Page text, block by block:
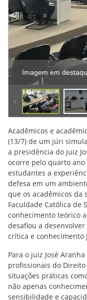
Imagem em
Acadêmicos e
(13/7) de um júri
a presidência do juiz
ocorre pelo quarto
estudantes a
defesa em um
que os acadêmicos da
Faculdade Católica de
conhecimento teórico
desafiou a
crítica e conhecimento
Para o juiz José
profissionais do
situações práticas
não apenas
sensibilidade e